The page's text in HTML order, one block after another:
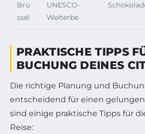
Brü
ssel
UNESCO-
Welterbe
PRAKTISCHE TIPPS
BUCHUNG DEINES
Die richtige Planung und
entscheidend für einen
sind einige praktische Tipps für
Reise: